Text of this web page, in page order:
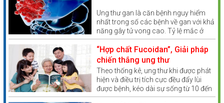
Người muốn phòng chống bệnh ung thư, tăng cường sức
đề kháng cho cơ thể.
Sản phẩm phù hợp với người trưởng thành muốn bổ
sung các chất dinh dưỡng cho cơ thể, duy trì sức khỏe
và độ dẻo dai.
3. Đối tượng sử dụng NatureMedic Fucoidan 3 Plus
Dạng Nước
Ung thư gan là căn bệnh nguy hiểm
nhất trong số các bệnh về gan với khả
năng gây tử vong cao. Tỷ lệ mắc ở
Việt Nam tương đối lớn so với các
nước khác trong khu vực. Vậy ung thư
gan có lây không?
“Hợp chất Fucoidan”, Giải pháp
chiến thắng ung thư
Theo thống kê, ung thư khi được phát
hiện và điều trị tích cực đều đẩy lùi
được bệnh, kéo dài sự sống từ 10 đến
20 năm hoặc hơn nữa.